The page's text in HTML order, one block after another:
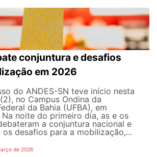
conjuntura e desafios
em 2026
do ANDES-SN teve início nesta
no Campus Ondina da
da Bahia (UFBA), em
Na noite do primeiro dia, as e os
a conjuntura nacional e
os desafios para a mobilização,...
de 2026